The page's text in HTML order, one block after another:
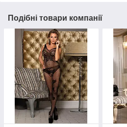
Подібні товари компанії